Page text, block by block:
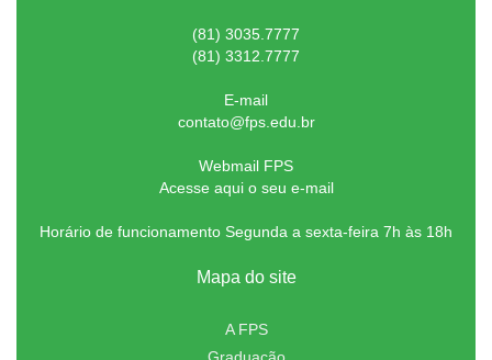
(81) 3035.7777
(81) 3312.7777
E-mail
contato@fps.edu.br
Webmail FPS
Acesse aqui o seu e-mail
Horário de funcionamento Segunda a sexta-feira 7h às 18h
Mapa do site
A FPS
Graduação